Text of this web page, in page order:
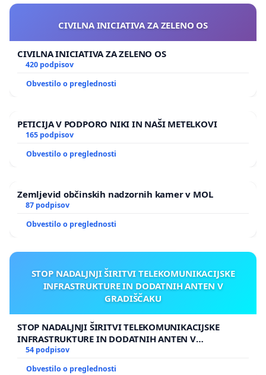
CIVILNA INICIATIVA ZA ZELENO OS
CIVILNA INICIATIVA ZA ZELENO OS
420 podpisov
Obvestilo o preglednosti
PETICIJA V PODPORO NIKI IN NAŠI METELKOVI
165 podpisov
Obvestilo o preglednosti
Zemljevid občinskih nadzornih kamer v MOL
87 podpisov
Obvestilo o preglednosti
STOP NADALJNJI ŠIRITVI TELEKOMUNIKACIJSKE
INFRASTRUKTURE IN DODATNIH ANTEN V
GRADIŠČAKU
STOP NADALJNJI ŠIRITVI TELEKOMUNIKACIJSKE
INFRASTRUKTURE IN DODATNIH ANTEN V
GRADIŠČAKU
54 podpisov
Obvestilo o preglednosti